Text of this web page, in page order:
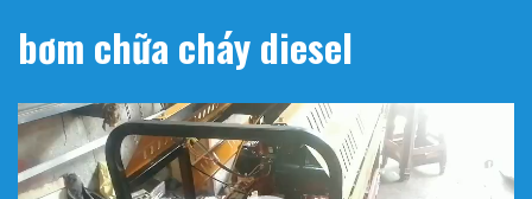
bơm chữa cháy diesel
Trình
chơi
Video